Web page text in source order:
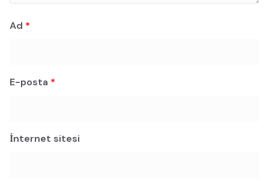
Ad *
E-posta *
İnternet sitesi